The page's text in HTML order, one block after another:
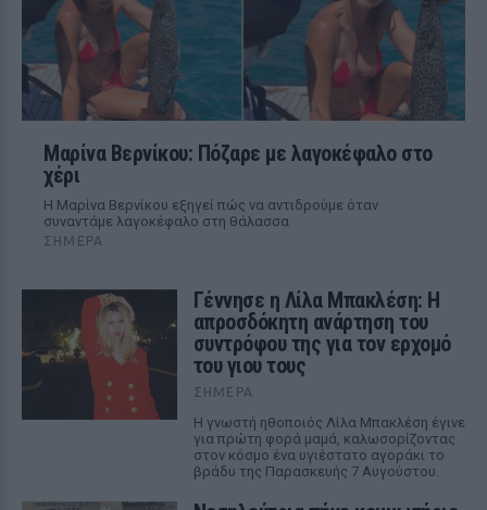
Μαρίνα Βερνίκου: Πόζαρε με λαγοκέφαλο στο
χέρι
Η Μαρίνα Βερνίκου εξηγεί πώς να αντιδρούμε όταν
συναντάμε λαγοκέφαλο στη θάλασσα
ΣΉΜΕΡΑ
Γέννησε η Λίλα Μπακλέση: Η
απροσδόκητη ανάρτηση του
συντρόφου της για τον ερχομό
του γιου τους
ΣΉΜΕΡΑ
Η γνωστή ηθοποιός Λίλα Μπακλέση έγινε
για πρώτη φορά μαμά, καλωσορίζοντας
στον κόσμο ένα υγιέστατο αγοράκι το
βράδυ της Παρασκευής 7 Αυγούστου.